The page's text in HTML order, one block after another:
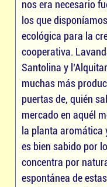
nos era necesario
los que
ecológica para la
cooperativa.
Santolina y
muchas más
puertas de, quién
mercado en aquél
la planta aromática
es bien sabido por
concentra por
espontánea de